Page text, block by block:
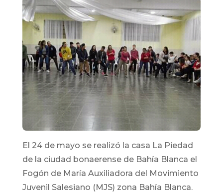
El 24 de mayo se realizó la casa La Piedad
de la ciudad bonaerense de Bahía Blanca el
Fogón de María Auxiliadora del Movimiento
Juvenil Salesiano (MJS) zona Bahía Blanca.